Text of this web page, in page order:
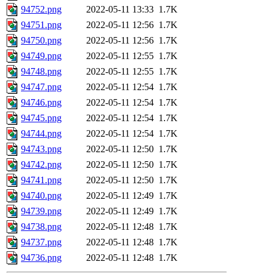
94752.png
2022-05-11 13:33 1.7K
94751.png
2022-05-11 12:56 1.7K
94750.png
2022-05-11 12:56 1.7K
94749.png
2022-05-11 12:55 1.7K
94748.png
2022-05-11 12:55 1.7K
94747.png
2022-05-11 12:54 1.7K
94746.png
2022-05-11 12:54 1.7K
94745.png
2022-05-11 12:54 1.7K
94744.png
2022-05-11 12:54 1.7K
94743.png
2022-05-11 12:50 1.7K
94742.png
2022-05-11 12:50 1.7K
94741.png
2022-05-11 12:50 1.7K
94740.png
2022-05-11 12:49 1.7K
94739.png
2022-05-11 12:49 1.7K
94738.png
2022-05-11 12:48 1.7K
94737.png
2022-05-11 12:48 1.7K
94736.png
2022-05-11 12:48 1.7K